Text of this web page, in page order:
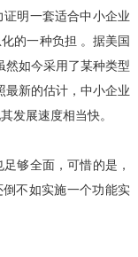
明一套适合中小企业
的一种负担 。据美国
如今采用了某种类型
最新的估计，中小企业
发展速度相当快。
够全面，可惜的是，
不如实施一个功能实